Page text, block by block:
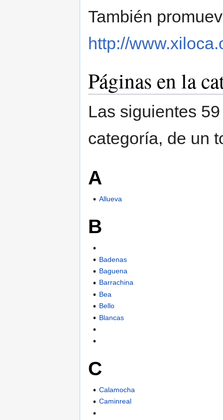
También
http://
Páginas en la
Las siguientes
categoría, de un
A
Allueva
B
Badenas
Baguena
Barrachina
Bea
Bello
Blancas
C
Calamocha
Caminreal